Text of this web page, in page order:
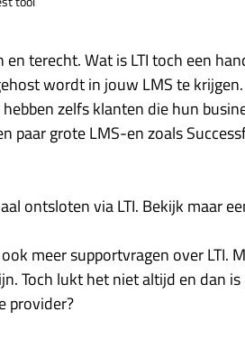
terecht. Wat is LTI toch een
wordt in jouw LMS te
zelfs klanten die hun
paar grote LMS-en zoals
ontsloten via LTI. Bekijk maar
meer supportvragen over LTI.
Toch lukt het niet altijd en dan
provider?